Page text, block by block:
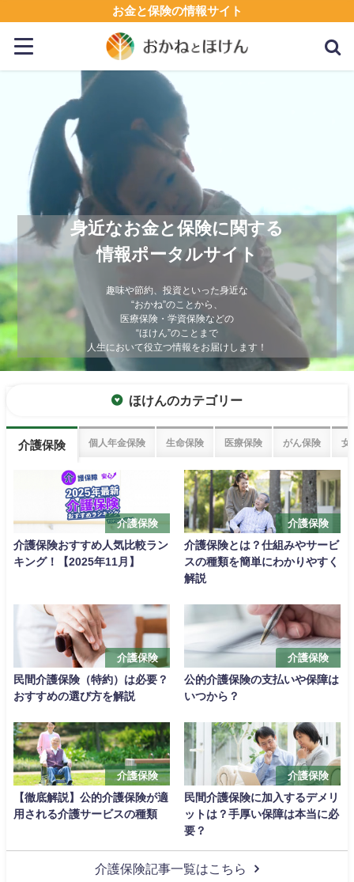
お金と保険の情報サイト
身近なお金と保険に関する
情報ポータルサイト
趣味や節約、投資といった身近な
“おかね”のことから、
医療保険・学資保険などの
“ほけん”のことまで
人生において役立つ情報をお届けします！
ほけんのカテゴリー
介護保険 個人年金保険 生命保険 医療保険 がん保険 女
介護保険
介護保険おすすめ人気比較ラン
キング！【2025年11月】
介護保険
介護保険とは？仕組みやサービ
スの種類を簡単にわかりやすく
解説
介護保険
民間介護保険（特約）は必要？
おすすめの選び方を解説
介護保険
公的介護保険の支払いや保障は
いつから？
介護保険
【徹底解説】公的介護保険が適
用される介護サービスの種類
介護保険
民間介護保険に加入するデメリ
ットは？手厚い保障は本当に必
要？
介護保険記事一覧はこちら